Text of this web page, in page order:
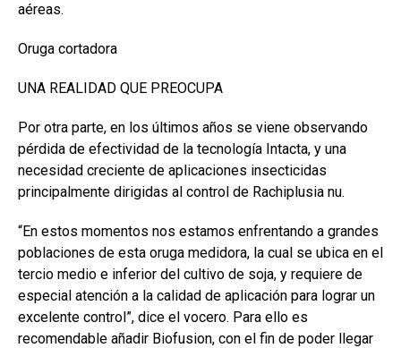
aéreas.
Oruga cortadora
UNA REALIDAD QUE PREOCUPA
Por otra parte, en los últimos años se viene observando
pérdida de efectividad de la tecnología Intacta, y una
necesidad creciente de aplicaciones insecticidas
principalmente dirigidas al control de Rachiplusia nu.
“En estos momentos nos estamos enfrentando a grandes
poblaciones de esta oruga medidora, la cual se ubica en el
tercio medio e inferior del cultivo de soja, y requiere de
especial atención a la calidad de aplicación para lograr un
excelente control”, dice el vocero. Para ello es
recomendable añadir Biofusion, con el fin de poder llegar